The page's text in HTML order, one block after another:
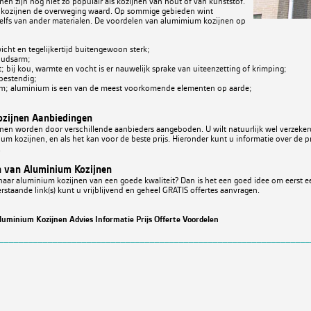
de overweging waard. Op sommige gebieden wint
van ander materialen. De voordelen van alumimium kozijnen op
en tegelijkertijd buitengewoon sterk;
bij kou, warmte en vocht is er nauwelijk sprake van uiteenzetting of krimping;
aluminium is een van de meest voorkomende elementen op aarde;
Aanbiedingen
worden door verschillende aanbieders aangeboden. U wilt natuurlijk wel
kozijnen, en als het kan voor de beste prijs. Hieronder kunt u informatie over de
van Aluminium Kozijnen
aluminium kozijnen van een goede kwaliteit? Dan is het een goed idee om eerst
link(s) kunt u vrijblijvend en geheel GRATIS offertes aanvragen.
Kozijnen Advies Informatie Prijs Offerte Voordelen